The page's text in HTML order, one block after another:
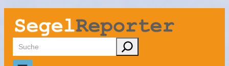
Zum
Inhalt
springen
Suchen